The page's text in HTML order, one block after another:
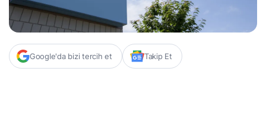
Google'da bizi tercih et Takip Et